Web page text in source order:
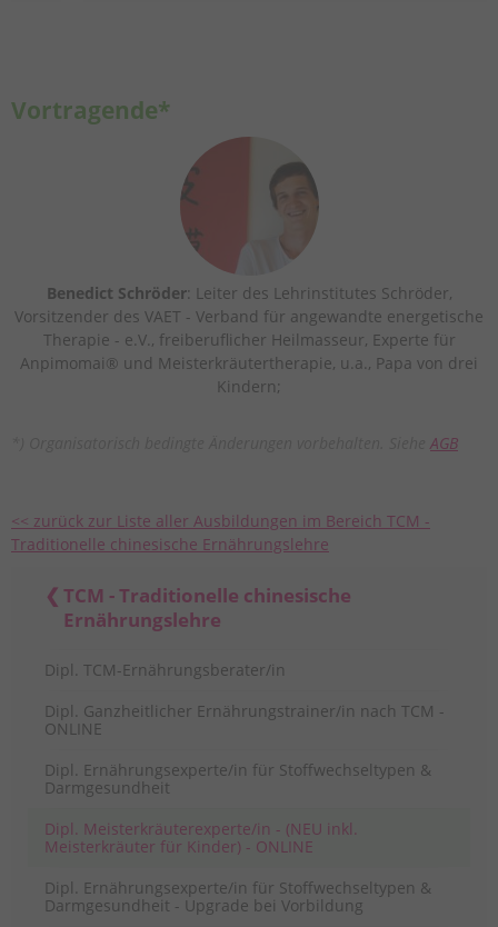
Vortragende*
Benedict Schröder: Leiter des Lehrinstitutes Schröder,
Vorsitzender des VAET - Verband für angewandte energetische
Therapie - e.V., freiberuflicher Heilmasseur, Experte für
Anpimomai® und Meisterkräutertherapie, u.a., Papa von drei
Kindern;
AGB
<< zurück zur Liste aller Ausbildungen im Bereich TCM -
Traditionelle chinesische Ernährungslehre
TCM - Traditionelle chinesische
Ernährungslehre
Dipl. TCM-Ernährungsberater/in
Dipl. Ganzheitlicher Ernährungstrainer/in nach TCM -
ONLINE
Dipl. Ernährungsexperte/in für Stoffwechseltypen &
Darmgesundheit
Dipl. Meisterkräuterexperte/in - (NEU inkl.
Meisterkräuter für Kinder) - ONLINE
Dipl. Ernährungsexperte/in für Stoffwechseltypen &
Darmgesundheit - Upgrade bei Vorbildung